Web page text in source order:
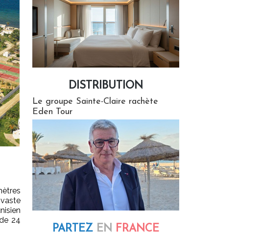
24
DISTRIBUTION
Le groupe Sainte-Claire rachète
Eden Tour
PARTEZ EN FRANCE